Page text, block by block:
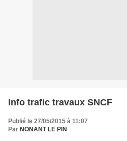
Info trafic travaux SNCF
Publié le 27/05/2015 à 11:07
Par NONANT LE PIN